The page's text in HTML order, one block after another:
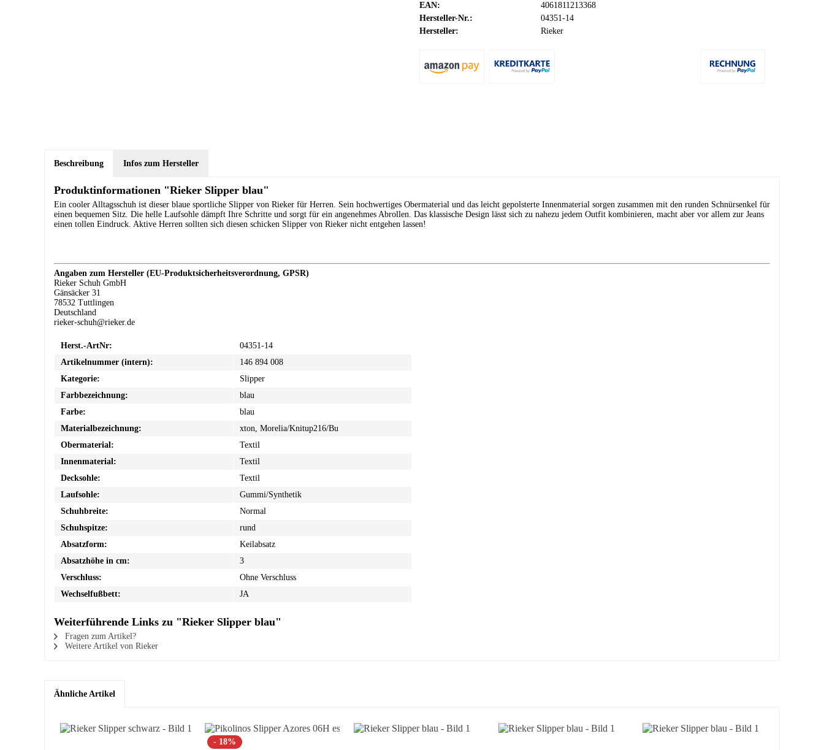
EAN:
4061811213368
Hersteller-Nr.:
04351-14
Hersteller:
Rieker
Beschreibung Infos zum Hersteller
Produktinformationen "Rieker Slipper blau"
Ein cooler Alltagsschuh ist dieser blaue sportliche Slipper von Rieker für Herren. Sein hochwertiges Obermaterial und das leicht gepolsterte Innenmaterial sorgen zusammen mit den runden Schnürsenkel für
einen bequemen Sitz. Die helle Laufsohle dämpft Ihre Schritte und sorgt für ein angenehmes Abrollen. Das klassische Design lässt sich zu nahezu jedem Outfit kombinieren, macht aber vor allem zur Jeans
einen tollen Eindruck. Aktive Herren sollten sich diesen schicken Slipper von Rieker nicht entgehen lassen!
Angaben zum Hersteller (EU-Produktsicherheitsverordnung, GPSR)
Rieker Schuh GmbH
Gänsäcker 31
78532 Tuttlingen
Deutschland
rieker-schuh@rieker.de
Herst.-ArtNr:
04351-14
Artikelnummer (intern):
146 894 008
Kategorie:
Slipper
Farbbezeichnung:
blau
Farbe:
blau
Materialbezeichnung:
xton, Morelia/Knitup216/Bu
Obermaterial:
Textil
Innenmaterial:
Textil
Decksohle:
Textil
Laufsohle:
Gummi/Synthetik
Schuhbreite:
Normal
Schuhspitze:
rund
Absatzform:
Keilabsatz
Absatzhöhe in cm:
3
Verschluss:
Ohne Verschluss
Wechselfußbett:
JA
Weiterführende Links zu "Rieker Slipper blau"
Fragen zum Artikel?
Weitere Artikel von Rieker
Ähnliche Artikel
- 18%